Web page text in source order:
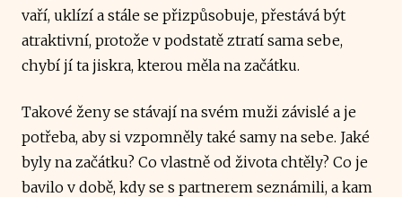
vaří, uklízí a stále se přizpůsobuje, přestává být
atraktivní, protože v podstatě ztratí sama sebe,
chybí jí ta jiskra, kterou měla na začátku.
Takové ženy se stávají na svém muži závislé a je
potřeba, aby si vzpomněly také samy na sebe. Jaké
byly na začátku? Co vlastně od života chtěly? Co je
bavilo v době, kdy se s partnerem seznámili, a kam